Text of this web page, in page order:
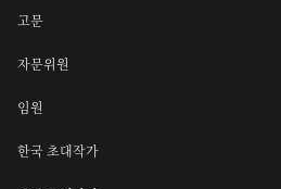
고문
자문위원
임원
한국 초대작가